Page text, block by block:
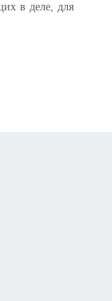
в деле, для